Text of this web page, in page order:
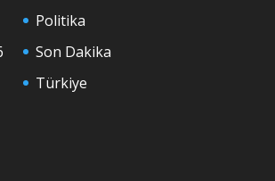
Politika
Son Dakika
Türkiye